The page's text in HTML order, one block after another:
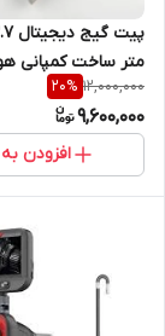
متر ساخت کمپانی
نمایندگی اصلی جوش
09120741826)
12,000,000
20%
9,600,000
افزودن